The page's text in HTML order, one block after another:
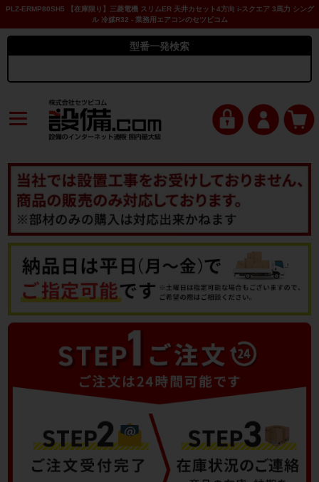
PLZ-ERMP80SH5 【在庫限り】三菱電機 スリムER 天井カセット4方向 i-スクエア 3馬力 シング
ル 冷媒R32 - 業務用エアコンのセツビコム
型番一発検索